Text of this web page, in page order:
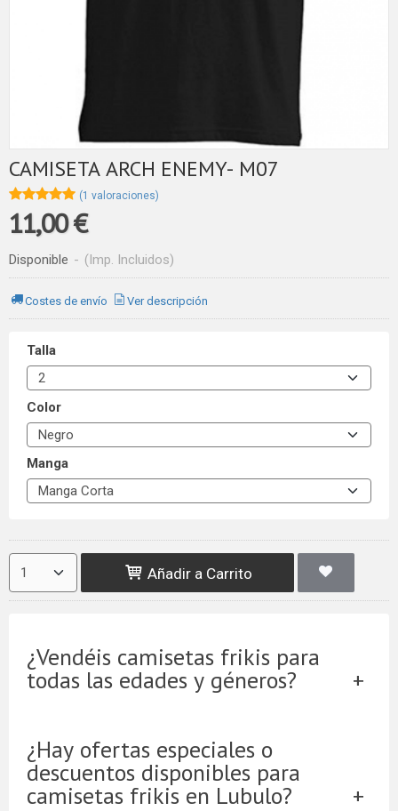
CAMISETA ARCH ENEMY- M07
★★★★★
★★★★★ (1 valoraciones)
11,00 €
Disponible - (Imp. Incluidos)
Costes de envío Ver descripción
Talla
Color
Manga
Añadir a Carrito
¿Vendéis camisetas frikis para
todas las edades y géneros?
¿Hay ofertas especiales o
descuentos disponibles para
camisetas frikis en Lubulo?